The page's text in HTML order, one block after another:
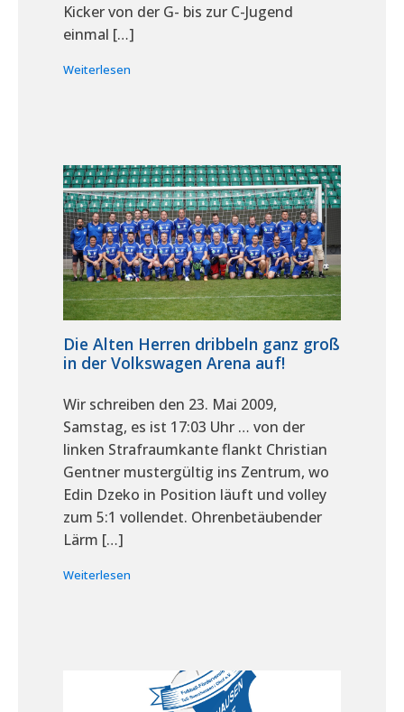
Kicker von der G- bis zur C-Jugend
einmal […]
Weiterlesen
Die Alten Herren dribbeln ganz groß
in der Volkswagen Arena auf!
Wir schreiben den 23. Mai 2009,
Samstag, es ist 17:03 Uhr … von der
linken Strafraumkante flankt Christian
Gentner mustergültig ins Zentrum, wo
Edin Dzeko in Position läuft und volley
zum 5:1 vollendet. Ohrenbetäubender
Lärm […]
Weiterlesen